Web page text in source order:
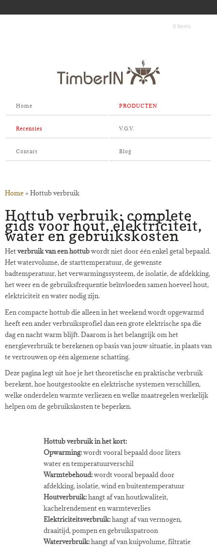
0 Items
Home PRODUCTEN
Recensies V.G.V.
Contact Blog
Home » Hottub verbruik
Hottub verbruik: complete
gids voor hout, elektriciteit,
water en gebruikskosten
Hetverbruik van een hottubwordt niet door één enkel getal bepaald.
Het watervolume, de starttemperatuur, de gewenste
badtemperatuur, het verwarmingssysteem, de isolatie, de afdekking,
het weer en de gebruiksfrequentie beïnvloeden samen hoeveel hout,
elektriciteit en water nodig zijn.
Een compacte hottub die alleen in het weekend wordt opgewarmd
heeft een ander verbruiksprofiel dan een grote elektrische spa die
dag en nacht warm blijft. Daarom is het belangrijk om het
energieverbruik te berekenen op basis van jouw situatie, in plaats van
te vertrouwen op één algemene schatting.
Deze pagina legt uit hoe je het theoretische en praktische verbruik
berekent, hoe houtgestookte en elektrische systemen verschillen,
welke onderdelen warmte verliezen en welke maatregelen werkelijk
helpen om de gebruikskosten te beperken.
Hottub verbruik in het kort:
Opwarming:wordt vooral bepaald door liters
water en temperatuurverschil
Warmtebehoud:wordt vooral bepaald door
afdekking, isolatie, wind en buitentemperatuur
Houtverbruik:hangt af van houtkwaliteit,
kachelrendement en warmteverlies
Elektriciteitsverbruik:hangt af van vermogen,
draaitijd, pompen en gebruikspatroon
Waterverbruik:hangt af van kuipvolume, filtratie